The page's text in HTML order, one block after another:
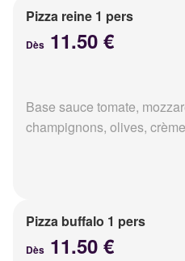
Pizza reine 1 pers
Dès 11.50 €
Base sauce tomate,
champignons, olives,
Pizza buffalo 1 pers
Dès 11.50 €